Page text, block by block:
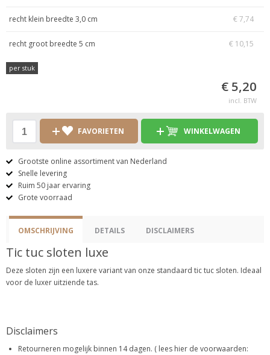
recht klein breedte 3,0 cm € 7,74
recht groot breedte 5 cm € 10,15
per stuk
€ 5,20
incl. BTW
FAVORIETEN WINKELWAGEN
Grootste online assortiment van Nederland
Snelle levering
Ruim 50 jaar ervaring
Grote voorraad
OMSCHRIJVING DETAILS DISCLAIMERS
Tic tuc sloten luxe
Deze sloten zijn een luxere variant van onze standaard tic tuc sloten. Ideaal
voor de luxer uitziende tas.
Disclaimers
Retourneren mogelijk binnen 14 dagen. ( lees hier de voorwaarden: